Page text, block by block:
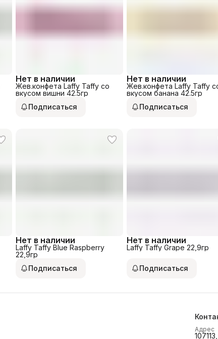
Нет в наличии
Жев.конфета Laffy Taffy со
вкусом вишни 42.5гр
Подписаться
Нет в наличии
Жев.конфета Laffy Taffy
вкусом банана 42.5гр
Подписаться
Нет в наличии
Laffy Taffy Blue Raspberry
22,9гр
Подписаться
Нет в наличии
Laffy Taffy Grape 22,9гр
Подписаться
Адрес